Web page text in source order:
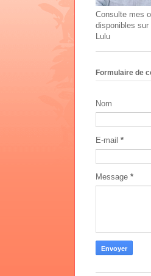
Consulte mes
disponibles sur
Lulu
Formulaire de
Nom
E-mail *
Message *